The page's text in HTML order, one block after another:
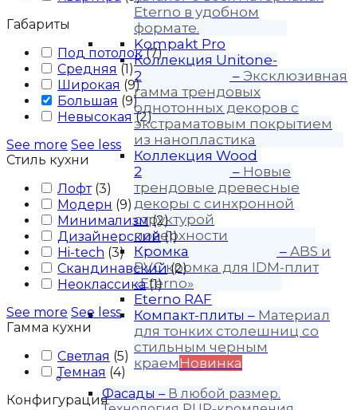
Eterno в удобном
формате.
Kompakt Pro
Коллекция Unitone-
2
– Эксклюзивная
гамма трендовых
однотонных декоров с
экстраматовым покрытием
из нанопластика
Коллекция Wood
2
– Новые
трендовые древесные
декоры с синхронной
структурой
поверхности
Кромка
– ABS и
PVC кромка для IDM-плит
«Eterno»
Eterno RAF
Компакт-плиты – Материал
для тонких столешниц со
стильным черным
краемНовинка
Продукция
Фасады – В любой размер.
Габариты
Под потолок (7)
Средняя (1)
Широкая (9)
Большая (9)
Невысокая (2)
See more See less
Стиль кухни
Лофт (3)
Модерн (9)
Минимализм (2)
Дизайнерский (1)
Hi-tech (3)
Скандинавский (2)
Неоклассика (1)
See more See less
Гамма кухни
Светлая (5)
Темная (4)
Конфигурация